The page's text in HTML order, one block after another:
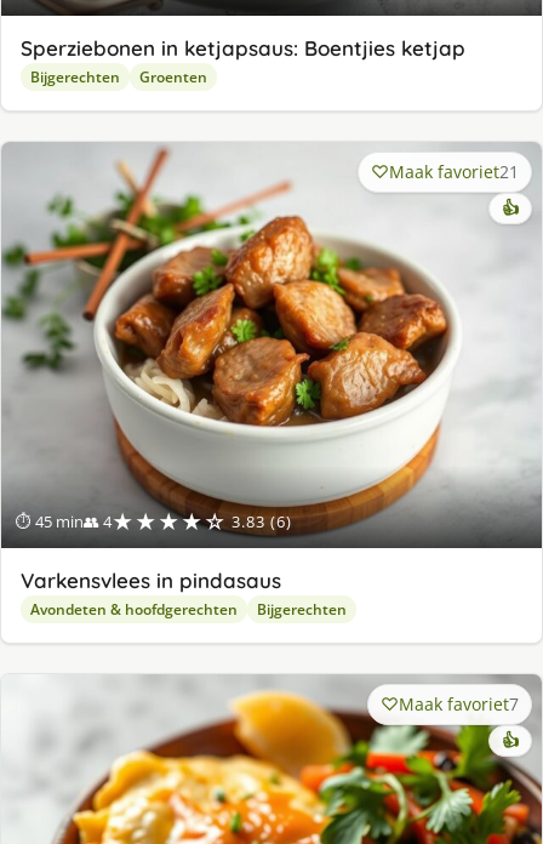
Sperziebonen in ketjapsaus: Boentjies ketjap
Bijgerechten Groenten
⏱ 45 min👥 4★★★★☆ 3.83 (6)
Maak favoriet21
👍
Varkensvlees in pindasaus
Avondeten & hoofdgerechten Bijgerechten
Maak favoriet7
👍